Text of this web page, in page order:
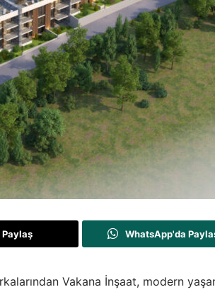
Paylaş WhatsApp'da
Vakana İnşaat, modern